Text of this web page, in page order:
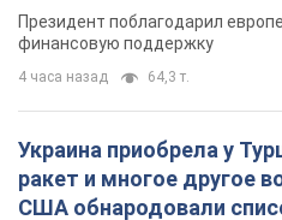
Президент поблагодарил
финансовую поддержку
4 часа назад 64,3 т.
Украина приобрела у
ракет и многое другое
США обнародовали